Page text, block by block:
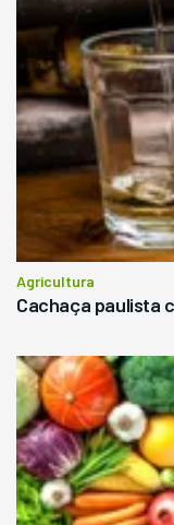
Agricultura
Cachaça paulista